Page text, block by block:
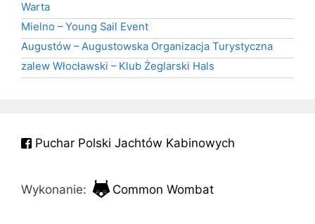
Warta
Mielno – Young Sail Event
Augustów – Augustowska Organizacja Turystyczna
zalew Włocławski – Klub Żeglarski Hals
Puchar Polski Jachtów Kabinowych
Wykonanie: Common Wombat